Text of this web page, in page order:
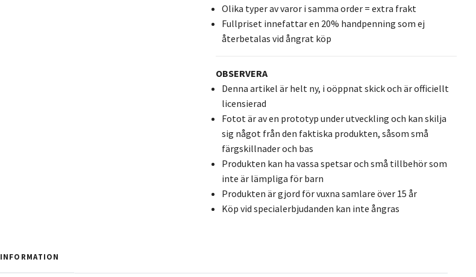
Olika typer av varor i samma order = extra frakt
Fullpriset innefattar en 20% handpenning som ej
återbetalas vid ångrat köp
OBSERVERA
Denna artikel är helt ny, i oöppnat skick och är officiellt
licensierad
Fotot är av en prototyp under utveckling och kan skilja
sig något från den faktiska produkten, såsom små
färgskillnader och bas
Produkten kan ha vassa spetsar och små tillbehör som
inte är lämpliga för barn
Produkten är gjord för vuxna samlare över 15 år
Köp vid specialerbjudanden kan inte ångras
INFORMATION